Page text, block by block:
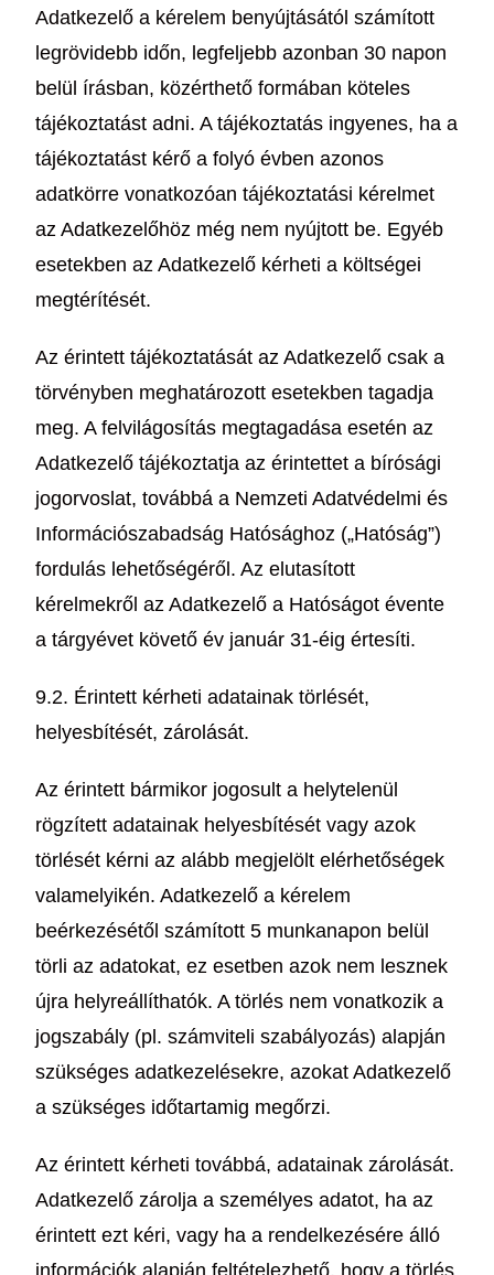
Adatkezelő a kérelem benyújtásától számított
legrövidebb időn, legfeljebb azonban 30 napon
belül írásban, közérthető formában köteles
tájékoztatást adni. A tájékoztatás ingyenes, ha a
tájékoztatást kérő a folyó évben azonos
adatkörre vonatkozóan tájékoztatási kérelmet
az Adatkezelőhöz még nem nyújtott be. Egyéb
esetekben az Adatkezelő kérheti a költségei
megtérítését.
Az érintett tájékoztatását az Adatkezelő csak a
törvényben meghatározott esetekben tagadja
meg. A felvilágosítás megtagadása esetén az
Adatkezelő tájékoztatja az érintettet a bírósági
jogorvoslat, továbbá a Nemzeti Adatvédelmi és
Információszabadság Hatósághoz („Hatóság”)
fordulás lehetőségéről. Az elutasított
kérelmekről az Adatkezelő a Hatóságot évente
a tárgyévet követő év január 31-éig értesíti.
9.2. Érintett kérheti adatainak törlését,
helyesbítését, zárolását.
Az érintett bármikor jogosult a helytelenül
rögzített adatainak helyesbítését vagy azok
törlését kérni az alább megjelölt elérhetőségek
valamelyikén. Adatkezelő a kérelem
beérkezésétől számított 5 munkanapon belül
törli az adatokat, ez esetben azok nem lesznek
újra helyreállíthatók. A törlés nem vonatkozik a
jogszabály (pl. számviteli szabályozás) alapján
szükséges adatkezelésekre, azokat Adatkezelő
a szükséges időtartamig megőrzi.
Az érintett kérheti továbbá, adatainak zárolását.
Adatkezelő zárolja a személyes adatot, ha az
érintett ezt kéri, vagy ha a rendelkezésére álló
információk alapján feltételezhető, hogy a törlés